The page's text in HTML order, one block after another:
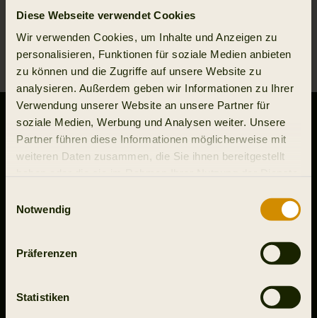
Diese Webseite verwendet Cookies
Wir verwenden Cookies, um Inhalte und Anzeigen zu
personalisieren, Funktionen für soziale Medien anbieten
zu können und die Zugriffe auf unsere Website zu
analysieren. Außerdem geben wir Informationen zu Ihrer
Verwendung unserer Website an unsere Partner für
soziale Medien, Werbung und Analysen weiter. Unsere
Partner führen diese Informationen möglicherweise mit
weiteren Daten zusammen, die Sie ihnen bereitgestellt
Notwendig
Präferenzen
Statistiken
1
KONTAKTIEREN SIE UNS
Outfit International A/S
Greve Main 10
VAT no.: DK15049847
+49 32 221098508
webshop@harkila.com